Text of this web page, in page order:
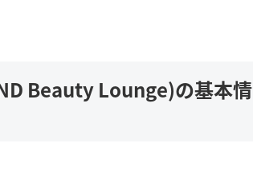
Beauty Lounge)の基本情